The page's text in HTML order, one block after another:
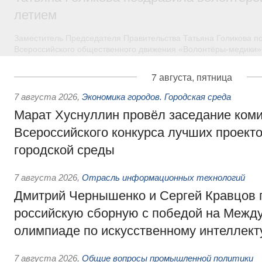
летием
7 августа, пятница
7 августа 2026, Экономика городов. Городская среда
Марат Хуснуллин провёл заседание
Всероссийского конкурса лучших
городской среды
7 августа 2026, Отрасль информационных технологий
Дмитрий Чернышенко и Сергей Кравцов
российскую сборную с победой на
олимпиаде по искусственному
7 августа 2026, Общие вопросы промышленной политики